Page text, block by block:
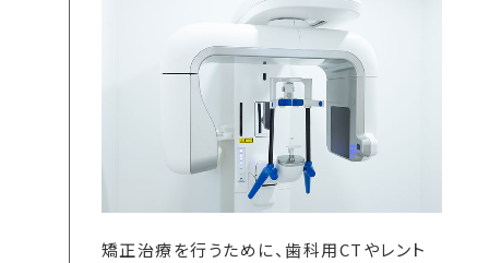
矯正治療を行うために、歯科用CTやレント